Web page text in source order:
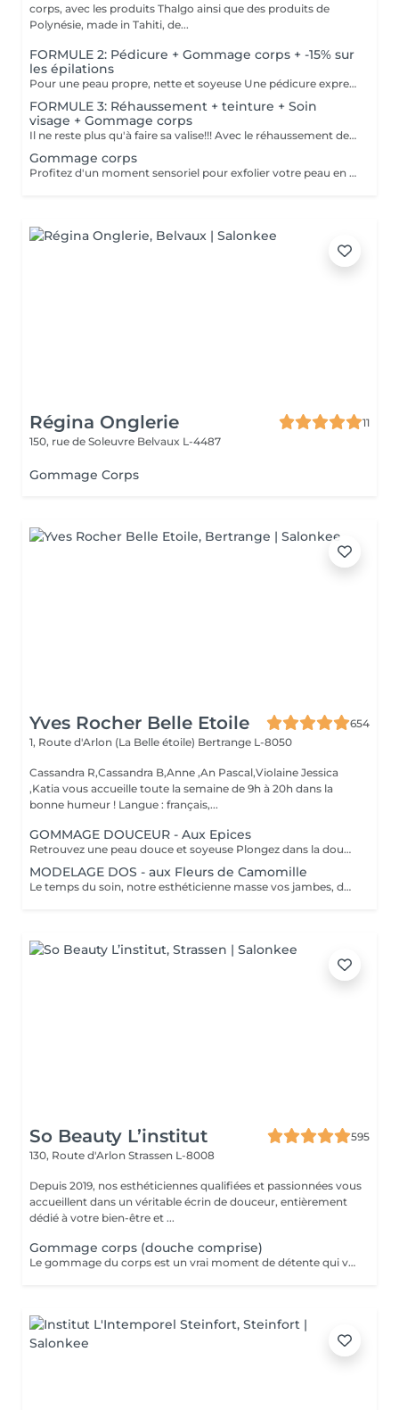
corps, avec les produits Thalgo ainsi que des produits de
Polynésie, made in Tahiti, de...
FORMULE 2: Pédicure + Gommage corps + -15% sur
les épilations
Pour une peau propre, nette et soyeuse Une pédicure express au choix rape ou trempage + Coupe et limage des ongles Un gommage du corps (Monoï ou coco) parfait pour préparer la peau au bronzage -15 % Sur toutes vos épilations ( à rajouter à votre RDV) Pour plus de précision, n'hésitez pas whatsapp, SMS ou appel au 661 555 858
FORMULE 3: Réhaussement + teinture + Soin
visage + Gommage corps
Il ne reste plus qu'à faire sa valise!!! Avec le réhaussement des cils et la teinture, plus besoin de mascara, la tranquillité assurée pendant les vacances Soin du visage Bora Bora ( gommage et massage à l'huile de coco) Gommage corps (monoï ou coco) parfait pour préparer la peau à l'été, au soleil, à la plage, au bronzage Pour plus de précision, n'hésitez pas whatsapp, SMS ou appel au 661 555 858
Gommage corps
Profitez d'un moment sensoriel pour exfolier votre peau en douceur. En soin seul avec une crème ou encore mieux, avant un massage pour préparer la peau. Pour préparer la peau au soleil, réparer après une exposition, un moment de relaxation, ne rater l'occasion de faire du bien à votre peau et votre corps
Régina Onglerie
11
150, rue de Soleuvre Belvaux L-4487
Gommage Corps
Yves Rocher Belle Etoile
654
1, Route d'Arlon (La Belle étoile) Bertrange L-8050
Cassandra R,Cassandra B,Anne ,An Pascal,Violaine Jessica
,Katia vous accueille toute la semaine de 9h à 20h dans la
bonne humeur ! Langue : français,...
GOMMAGE DOUCEUR - Aux Epices
Retrouvez une peau douce et soyeuse Plongez dans la douceur tropicale dIndonésie à travers les notes épicées des huiles essentielles de Girofle et de Muscade. Ce gommage aux effluves chauds et naturels vous transporte tout en exfoliant délicatement votre peau : elle est douce, lumineuse et satinée.
MODELAGE DOS - aux Fleurs de Camomille
Le temps du soin, notre esthéticienne masse vos jambes, des orteils à la taille dans un mouvement tonique qui active la microcirculation et leurs procure un confort sans précédent. Bénéfices : Vos jambes retrouvent fraicheur et légèreté.
So Beauty L’institut
595
130, Route d'Arlon Strassen L-8008
Depuis 2019, nos esthéticiennes qualifiées et passionnées vous
accueillent dans un véritable écrin de douceur, entièrement
dédié à votre bien-être et ...
Gommage corps (douche comprise)
Le gommage du corps est un vrai moment de détente qui va permettre à la peau de se débarrasser de ses cellules mortes et de retrouver une peau douce. Ce soin est parfait juste avant d'aller au soleil pour permettre à la peau de mieux bronzer.